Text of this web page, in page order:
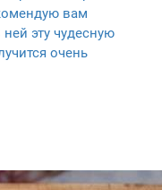
вам
эту чудесную
очень